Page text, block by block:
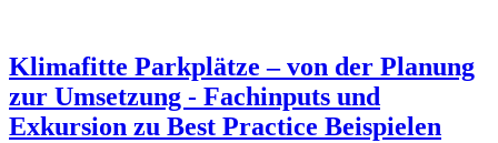
Klimafitte Parkplätze – von der Planung
zur Umsetzung - Fachinputs und
Exkursion zu Best Practice Beispielen